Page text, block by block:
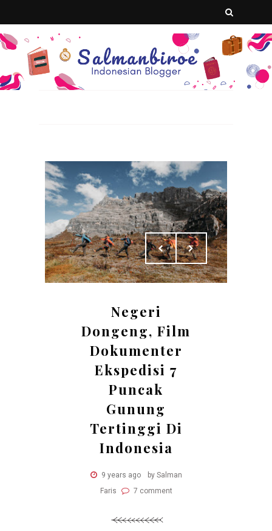
Negeri
Dongeng, Film
Dokumenter
Ekspedisi 7
Puncak
Gunung
Tertinggi Di
Indonesia
9 years ago
by Salman
Faris
7 comment